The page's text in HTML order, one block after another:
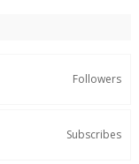
Followers
Subscribes